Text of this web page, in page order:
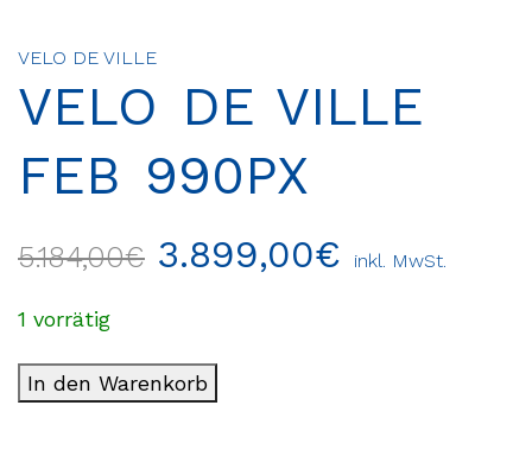
VELO DE VILLE
VELO DE VILLE
FEB 990PX
5.184,00€ 3.899,00€ inkl. MwSt.
1 vorrätig
In den Warenkorb